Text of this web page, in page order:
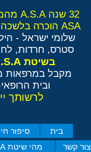
בית סיפור
צור קשר מהי שיטת A.S.A
32 שנה A.S.A מהמובילים בהישגים בישראל ובאירופה
ASA הוכרה בלשכה למקצועות בריאות משלימים RCP
שלומי ישראל -
סטרס, חרדות,
בשיטתAnti Stress Activity - A.S.A
מקבל במרפאות
ובית הרופאים
לרשותך ייעוץ